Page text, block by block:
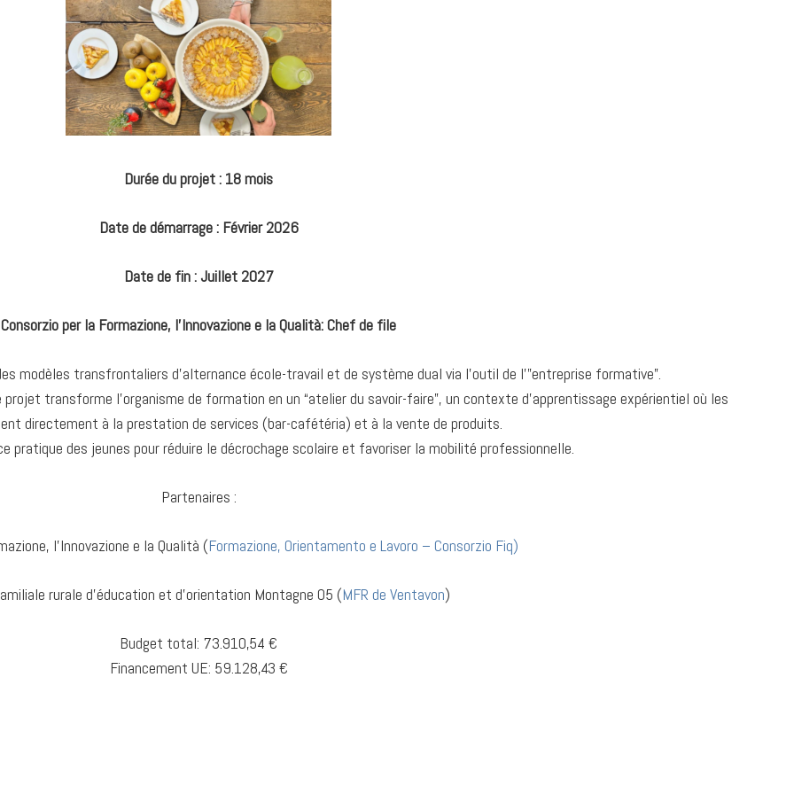
Duréeduprojet: 18 mois
Datededémarrage: Février 2026
Datede fin: Juillet 2027
Consorzio per la Formazione, l’Innovazione e la Qualità: Chef de file
modèles transfrontaliers d’alternance école-travail et de système dual via l’outil de l’”entreprise formative”.
transforme l’organisme de formation en un “atelier du savoir-faire”, un contexte d’apprentissage expérientiel où les
directement à la prestation de services (bar-cafétéria) et à la vente de produits.
pratique des jeunes pour réduire le décrochage scolaire et favoriser la mobilité professionnelle.
Partenaires :
l’Innovazione e la Qualità (Formazione, Orientamento e Lavoro – Consorzio Fiq)
rurale d’éducation et d’orientation Montagne 05 (MFR de Ventavon)
Budget total: 73.910,54 €
Financement UE: 59.128,43 €